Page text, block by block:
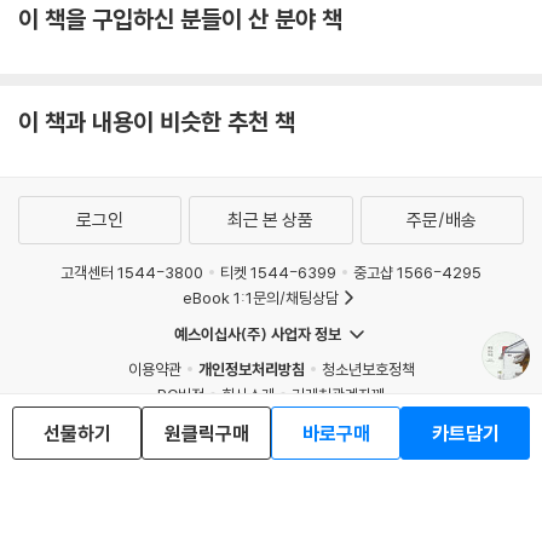
이 책을 구입하신 분들이 산 분야 책
이 책과 내용이 비슷한 추천 책
선물하기 원클릭구매 바로구매 카트담기
로그인 최근 본 상품 주문/배송
고객센터 1544-3800 티켓 1544-6399
중고샵 1566-4295
eBook 1:1문의/채팅상담
예스이십사(주) 사업자 정보
이용약관
개인정보처리방침
청소년보호정책
PC버전
회사소개
거래처관계자께
Copyright © YES24 Corp. All Rights Reserved.